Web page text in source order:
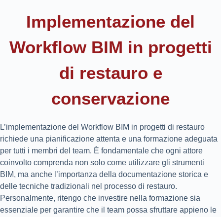
Implementazione del
Workflow BIM in progetti
di restauro e
conservazione
L’implementazione del Workflow BIM in progetti di restauro
richiede una pianificazione attenta e una formazione adeguata
per tutti i membri del team. È fondamentale che ogni attore
coinvolto comprenda non solo come utilizzare gli strumenti
BIM, ma anche l’importanza della documentazione storica e
delle tecniche tradizionali nel processo di restauro.
Personalmente, ritengo che investire nella formazione sia
essenziale per garantire che il team possa sfruttare appieno le